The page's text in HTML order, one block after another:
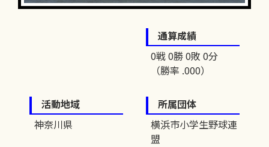
通算成績
0戦 0勝 0敗 0分
（勝率 .000）
活動地域
神奈川県
所属団体
横浜市小学生野球連
盟